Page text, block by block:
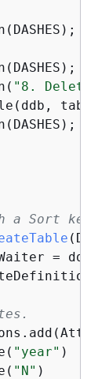
"8. Deleting
a Sort key.
=
"year" )
"N" )